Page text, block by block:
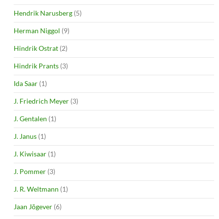
Hendrik Narusberg (5)
Herman Niggol (9)
Hindrik Ostrat (2)
Hindrik Prants (3)
Ida Saar (1)
J. Friedrich Meyer (3)
J. Gentalen (1)
J. Janus (1)
J. Kiwisaar (1)
J. Pommer (3)
J. R. Weltmann (1)
Jaan Jõgever (6)